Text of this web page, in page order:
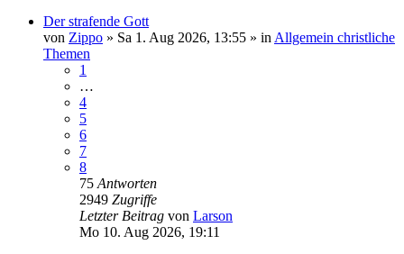
Der strafende Gott
von Zippo » Sa 1. Aug 2026, 13:55 » in Allgemein christliche
Themen
1
…
4
5
6
7
8
75 Antworten
2949 Zugriffe
Letzter Beitrag von Larson
Mo 10. Aug 2026, 19:11